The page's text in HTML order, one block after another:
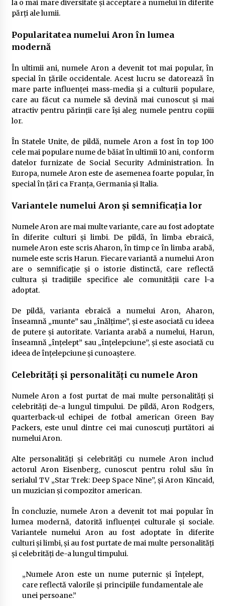
la o mai mare diversitate și acceptare a numelui în diferite
părți ale lumii.
Popularitatea numelui Aron în lumea
modernă
În ultimii ani, numele Aron a devenit tot mai popular, în
special în țările occidentale. Acest lucru se datorează în
mare parte influenței mass-media și a culturii populare,
care au făcut ca numele să devină mai cunoscut și mai
atractiv pentru părinții care își aleg numele pentru copiii
lor.
În Statele Unite, de pildă, numele Aron a fost în top 100
cele mai populare nume de băiat în ultimii 10 ani, conform
datelor furnizate de Social Security Administration. În
Europa, numele Aron este de asemenea foarte popular, în
special în țări ca Franța, Germania și Italia.
Variantele numelui Aron și semnificația lor
Numele Aron are mai multe variante, care au fost adoptate
în diferite culturi și limbi. De pildă, în limba ebraică,
numele Aron este scris Aharon, în timp ce în limba arabă,
numele este scris Harun. Fiecare variantă a numelui Aron
are o semnificație și o istorie distinctă, care reflectă
cultura și tradițiile specifice ale comunității care l-a
adoptat.
De pildă, varianta ebraică a numelui Aron, Aharon,
înseamnă „munte” sau „înălțime”, și este asociată cu ideea
de putere și autoritate. Varianta arabă a numelui, Harun,
înseamnă „înțelept” sau „înțelepciune”, și este asociată cu
ideea de înțelepciune și cunoaștere.
Celebrități și personalități cu numele Aron
Numele Aron a fost purtat de mai multe personalități și
celebrități de-a lungul timpului. De pildă, Aron Rodgers,
quarterback-ul echipei de fotbal american Green Bay
Packers, este unul dintre cei mai cunoscuți purtători ai
numelui Aron.
Alte personalități și celebrități cu numele Aron includ
actorul Aron Eisenberg, cunoscut pentru rolul său în
serialul TV „Star Trek: Deep Space Nine”, și Aron Kincaid,
un muzician și compozitor american.
În concluzie, numele Aron a devenit tot mai popular în
lumea modernă, datorită influenței culturale și sociale.
Variantele numelui Aron au fost adoptate în diferite
culturi și limbi, și au fost purtate de mai multe personalități
și celebrități de-a lungul timpului.
„Numele Aron este un nume puternic și înțelept,
care reflectă valorile și principiile fundamentale ale
unei persoane.”